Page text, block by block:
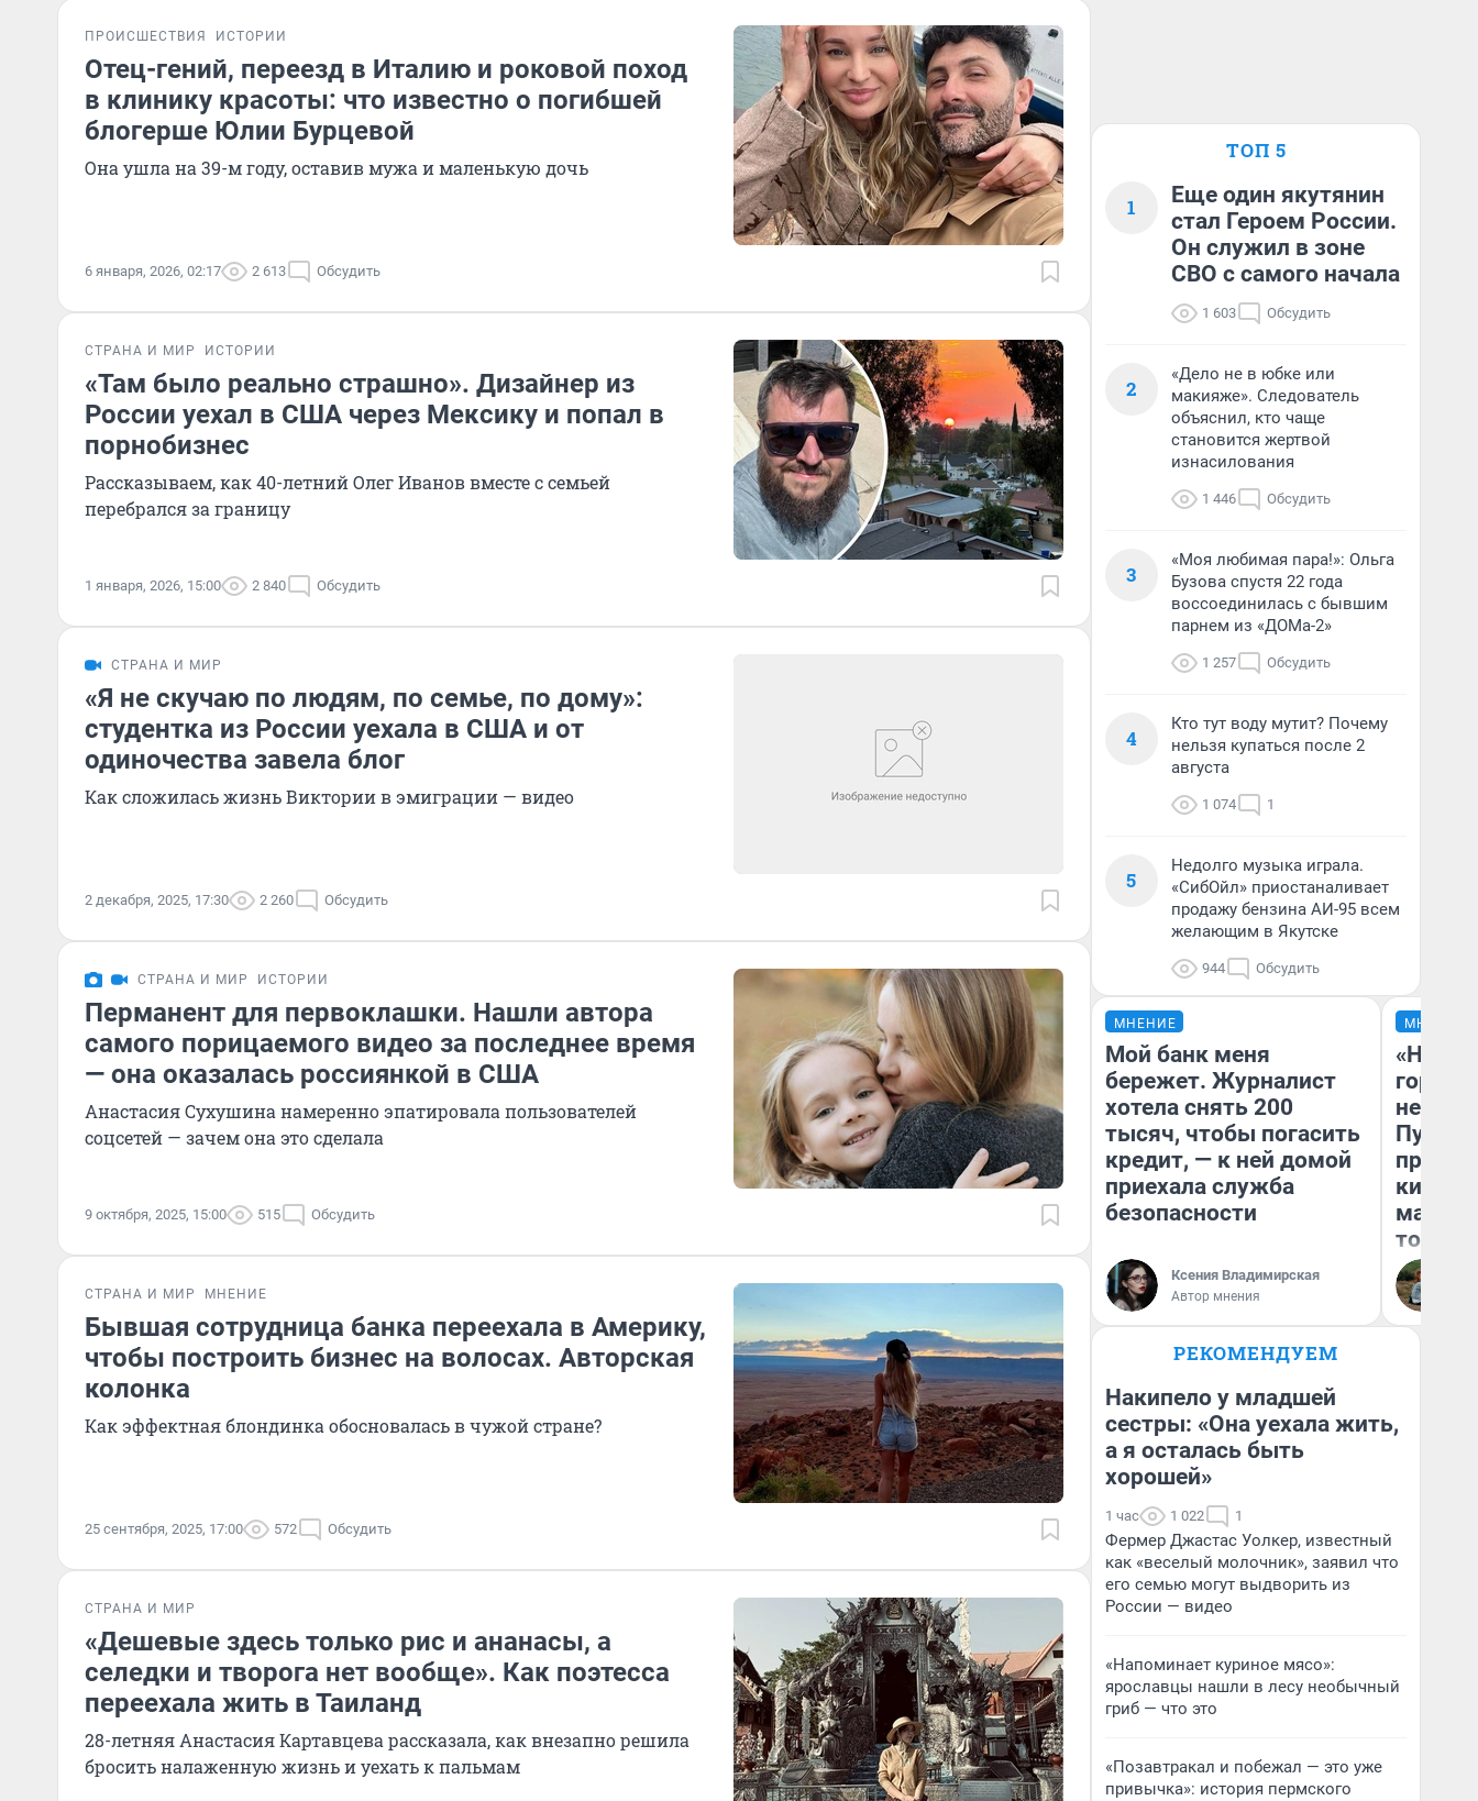
ПРОИСШЕСТВИЯ ИСТОРИИ
Отец-гений, переезд в Италию и роковой поход
в клинику красоты: что известно о погибшей
блогерше Юлии Бурцевой
Она ушла на 39-м году, оставив мужа и маленькую дочь
6 января, 2026, 02:17 2 613 Обсудить
СТРАНА И МИР ИСТОРИИ
«Там было реально страшно». Дизайнер из
России уехал в США через Мексику и попал в
порнобизнес
Рассказываем, как 40-летний Олег Иванов вместе с семьей
перебрался за границу
1 января, 2026, 15:00 2 840 Обсудить
СТРАНА И МИР
«Я не скучаю по людям, по семье, по дому»:
студентка из России уехала в США и от
одиночества завела блог
Как сложилась жизнь Виктории в эмиграции — видео
2 декабря, 2025, 17:30 2 260 Обсудить
СТРАНА И МИР ИСТОРИИ
Перманент для первоклашки. Нашли автора
самого порицаемого видео за последнее время
— она оказалась россиянкой в США
Анастасия Сухушина намеренно эпатировала пользователей
соцсетей — зачем она это сделала
9 октября, 2025, 15:00 515 Обсудить
СТРАНА И МИР МНЕНИЕ
Бывшая сотрудница банка переехала в Америку,
чтобы построить бизнес на волосах. Авторская
колонка
Как эффектная блондинка обосновалась в чужой стране?
25 сентября, 2025, 17:00 572 Обсудить
СТРАНА И МИР
«Дешевые здесь только рис и ананасы, а
селедки и творога нет вообще». Как поэтесса
переехала жить в Таиланд
28-летняя Анастасия Картавцева рассказала, как внезапно решила
бросить налаженную жизнь и уехать к пальмам
ТОП 5
1
Еще один якутянин
стал Героем России.
Он служил в зоне
СВО с самого начала
1 603 Обсудить
2
«Дело не в юбке или
макияже». Следователь
объяснил, кто чаще
становится жертвой
изнасилования
1 446 Обсудить
3
«Моя любимая пара!»: Ольга
Бузова спустя 22 года
воссоединилась с бывшим
парнем из «ДОМа-2»
1 257 Обсудить
4
Кто тут воду мутит? Почему
нельзя купаться после 2
августа
1 074 1
5
Недолго музыка играла.
«СибОйл» приостаналивает
продажу бензина АИ-95 всем
желающим в Якутске
944 Обсудить
МНЕНИЕ
Мой банк меня
бережет. Журналист
хотела снять 200
тысяч, чтобы погасить
кредит, — к ней домой
приехала служба
безопасности
Ксения Владимирская
Автор мнения
МНЕНИЕ
«Нет
того
РЕКОМЕНДУЕМ
Накипело у младшей
сестры: «Она уехала жить,
а я осталась быть
хорошей»
1 час 1 022 1
Фермер Джастас Уолкер, известный
как «веселый молочник», заявил что
его семью могут выдворить из
России — видео
«Напоминает куриное мясо»:
ярославцы нашли в лесу необычный
гриб — что это
«Позавтракал и побежал — это уже
привычка»: история пермского